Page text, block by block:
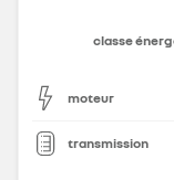
classe
moteur
transmission